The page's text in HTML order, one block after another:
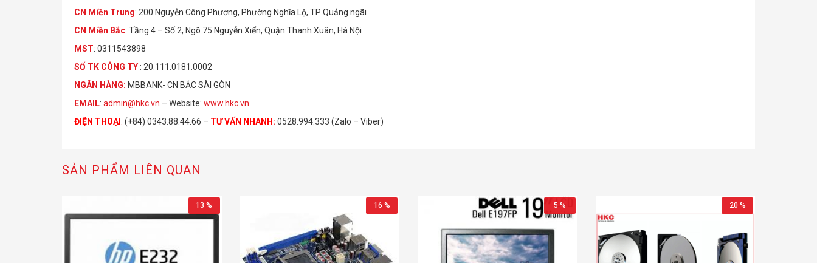
CN Miền Trung: 200 Nguyễn Công Phương, Phường Nghĩa Lộ, TP Quảng ngãi
CN Miền Bắc: Tầng 4 – Số 2, Ngõ 75 Nguyễn Xiển, Quận Thanh Xuân, Hà Nội
MST: 0311543898
SỐ TK CÔ NG TY : 20.111.0181.0002
NGÂN HÀNG: MBBANK- CN BẮC SÀI GÒN
EMAIL: admin@hkc.vn – Website: www.hkc.vn
ĐIỆN THOẠI : (+84) 0343.88.44.66 – TƯ VẤN NHANH : 0528.994.333 (Zalo – Viber)
SẢN PHẨM LIÊN QUAN
13 % 16 % 5 % 20 %